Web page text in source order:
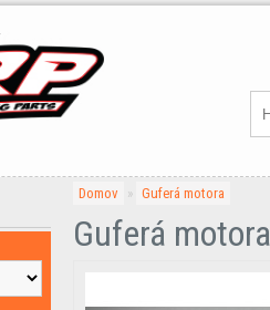
Domov » Guferá motora
Guferá motora